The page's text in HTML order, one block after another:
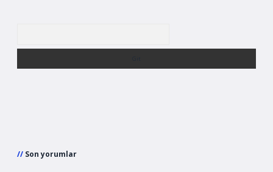
Son yorumlar